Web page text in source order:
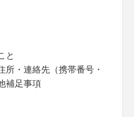
と
所・連絡先（携帯番号・
補足事項